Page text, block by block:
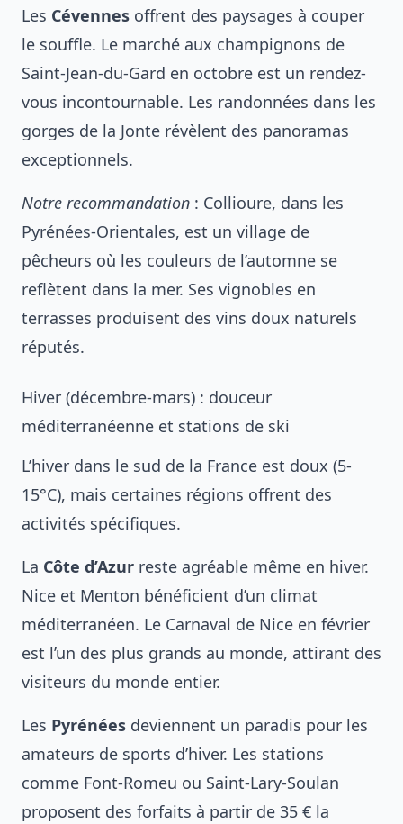
Les Cévennes offrent des paysages à couper
le souffle. Le marché aux champignons de
Saint-Jean-du-Gard en octobre est un rendez-
vous incontournable. Les randonnées dans les
gorges de la Jonte révèlent des panoramas
exceptionnels.
Notre recommandation : Collioure, dans les
Pyrénées-Orientales, est un village de
pêcheurs où les couleurs de l’automne se
reflètent dans la mer. Ses vignobles en
terrasses produisent des vins doux naturels
réputés.
Hiver (décembre-mars) : douceur
méditerranéenne et stations de ski
L’hiver dans le sud de la France est doux (5-
15°C), mais certaines régions offrent des
activités spécifiques.
La Côte d’Azur reste agréable même en hiver.
Nice et Menton bénéficient d’un climat
méditerranéen. Le Carnaval de Nice en février
est l’un des plus grands au monde, attirant des
visiteurs du monde entier.
Les Pyrénées deviennent un paradis pour les
amateurs de sports d’hiver. Les stations
comme Font-Romeu ou Saint-Lary-Soulan
proposent des forfaits à partir de 35 € la